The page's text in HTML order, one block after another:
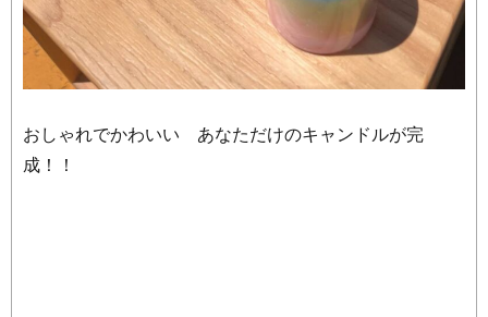
おしゃれでかわいい あなただけのキャンドルが完
成！！